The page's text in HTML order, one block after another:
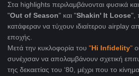
Στα highlights περιλαμβάνονται φυσικά
"Out of Season" και "Shakin' It Loose",
κατάφεραν να τύχουν ιδιαίτερου airplay
εποχής.
Μετά την κυκλοφορία του "Hi Infidelity"
συνέχισαν να απολαμβάνουν σχετική
της δεκαετίας του ‘80, μέχρι που το